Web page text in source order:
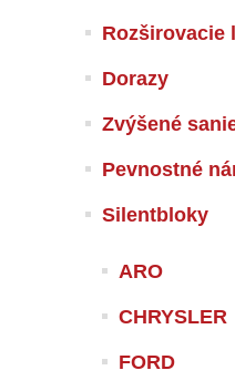
Rozširovacie
Dorazy
Zvýšené
Pevnostné
Silentbloky
ARO
CHRYSLER
FORD